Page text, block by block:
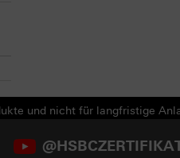
und nicht für langfristige